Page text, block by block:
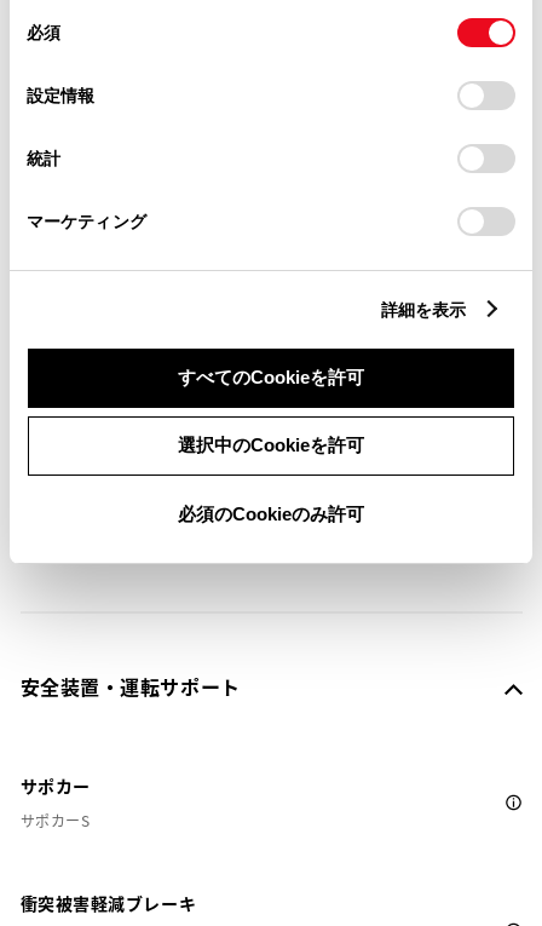
デバイスにすべてのCookie(クッキー)が保存されることに同
意したことになります。Cookie(クッキー)のオプトアウト、
設定の変更、同意を撤回したりするにあたっては、当社の
「Cookie（クッキー）情報の取り扱いについて
」をご覧くだ
必須
設定情報
統計
マーケティング
詳細を表示
すべてのCookieを許可
選択中のCookieを許可
必須のCookieのみ許可
パワーウィンドウ
リモコンスターター
※ セットアップ費用は別途申し受けます
安全装置・運転サポート
サポカー
サポカーS
衝突被害軽減ブレーキ